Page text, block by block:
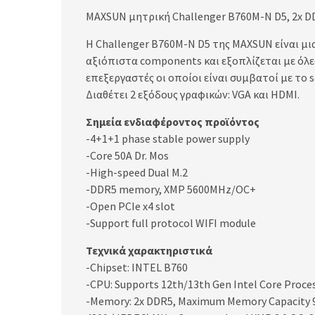
MAXSUN μητρική Challenger B760M-N D5, 2x
Η Challenger B760M-N D5 της MAXSUN είναι
αξιόπιστα components και εξοπλίζεται με
επεξεργαστές οι οποίοι είναι συμβατοί με
Διαθέτει 2 εξόδους γραφικών: VGA και HDMI.
Σημεία ενδιαφέροντος προϊόντος
-4+1+1 phase stable power supply
-Core 50A Dr. Mos
-High-speed Dual M.2
-DDR5 memory, XMP 5600MHz/OC+
-Open PCIe x4 slot
-Support full protocol WIFI module
Τεχνικά χαρακτηριστικά
-Chipset: INTEL B760
-CPU: Supports 12th/13th Gen Intel Core
-Memory: 2x DDR5, Maximum Memory Capacity